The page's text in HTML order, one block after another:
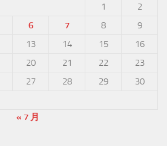
1
2
6 7 8
9
13 14 15
16
20 21 22
23
27 28 29
30
« 7 月